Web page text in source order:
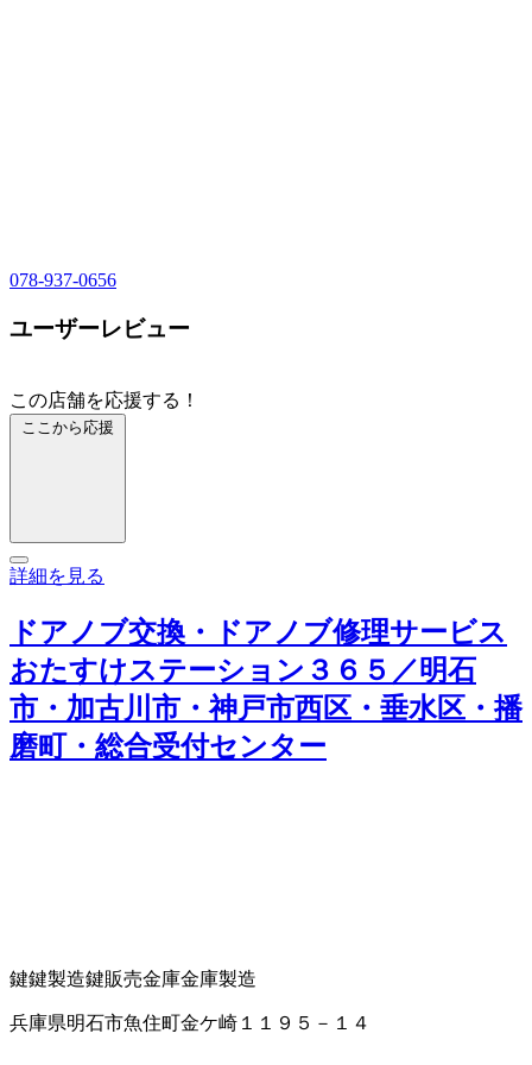
078-937-0656
ユーザーレビュー
この店舗を応援する！
ここから応援
詳細を見る
ドアノブ交換・ドアノブ修理サービス
おたすけステーション３６５／明石
市・加古川市・神戸市西区・垂水区・播
磨町・総合受付センター
鍵鍵製造鍵販売金庫金庫製造
兵庫県明石市魚住町金ケ崎１１９５－１４